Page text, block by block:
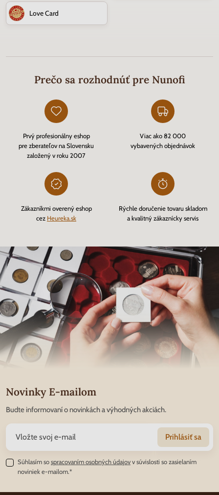
Love Card
Prečo sa rozhodnúť pre Nunofi
Prvý profesionálny eshop
pre zberateľov na Slovensku
založený v roku 2007
Viac ako 82 000
vybavených objednávok
Zákazníkmi overený eshop
cez Heureka.sk
Rýchle doručenie tovaru skladom
a kvalitný zákaznícky servis
Novinky E-mailom
Budte informovaní o novinkách a výhodných akciách.
Prihlásiť sa
Súhlasím sospracovaním osobných údajovv súvislosti so zasielaním
noviniek e-mailom.*